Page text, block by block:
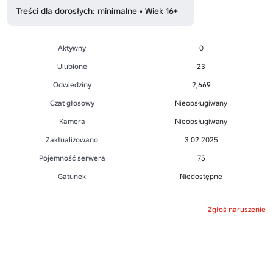
Treści dla dorosłych: minimalne • Wiek 16+
Aktywny
0
Ulubione
23
Odwiedziny
2,669
Czat głosowy
Nieobsługiwany
Kamera
Nieobsługiwany
Zaktualizowano
3.02.2025
Pojemność serwera
75
Gatunek
Niedostępne
Zgłoś naruszenie